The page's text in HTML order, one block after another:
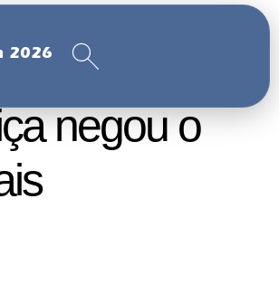
2026
negou o